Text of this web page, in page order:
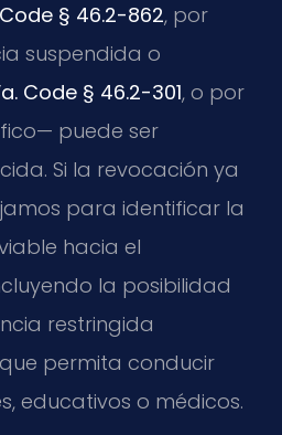
§ 46.2-862, por
suspendida o
Code § 46.2-301, o por
puede ser
Si la revocación ya
para identificar la
hacia el
la posibilidad
restringida
permita conducir
educativos o médicos.